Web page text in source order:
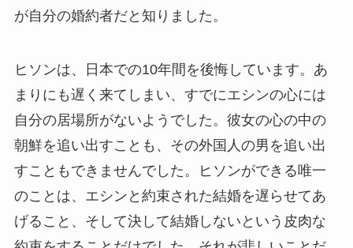
が自分の婚約者だと知りました。
ヒソンは、日本での10年間を後悔しています。あ
まりにも遅く来てしまい、すでにエシンの心には
自分の居場所がないようでした。彼女の心の中の
朝鮮を追い出すことも、その外国人の男を追い出
すこともできませんでした。ヒソンができる唯一
のことは、エシンと約束された結婚を遅らせてあ
げること、そして決して結婚しないという皮肉な